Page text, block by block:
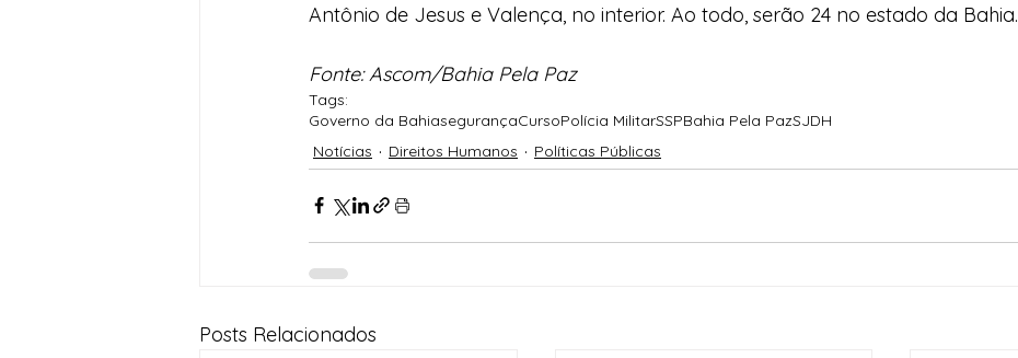
Antônio de Jesus e Valença, no interior. Ao todo, serão 24 no estado da Bahia.
Fonte: Ascom/Bahia Pela Paz
Tags:
Governo da BahiasegurançaCursoPolícia MilitarSSPBahia Pela PazSJDH
Notícias
Direitos Humanos Políticas Públicas
Posts Relacionados